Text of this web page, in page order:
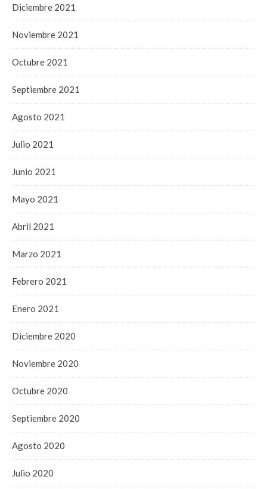
Diciembre 2021
Noviembre 2021
Octubre 2021
Septiembre 2021
Agosto 2021
Julio 2021
Junio 2021
Mayo 2021
Abril 2021
Marzo 2021
Febrero 2021
Enero 2021
Diciembre 2020
Noviembre 2020
Octubre 2020
Septiembre 2020
Agosto 2020
Julio 2020